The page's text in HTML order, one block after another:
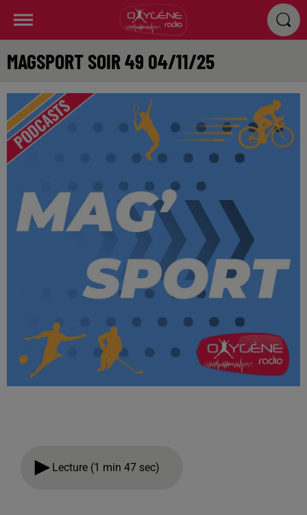
MAGSPORT SOIR 49 04/11/25
Lecture (1 min 47 sec)